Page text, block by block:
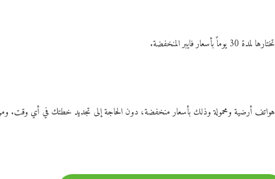
هواتف أرضية ومحمولة وذلك بأسعار منخفضة، دون الحاجة إلى تجديد خطتك في أي